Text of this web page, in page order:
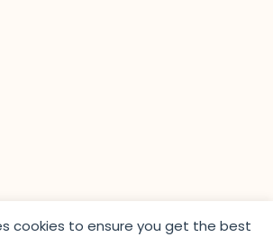
cookies to ensure you get the best